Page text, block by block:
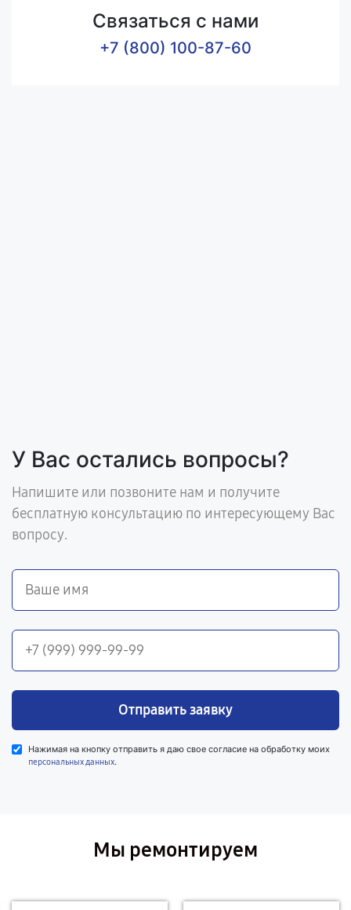
Связаться с нами
+7 (800) 100-87-60
У Вас остались вопросы?
Напишите или позвоните нам и получите
бесплатную консультацию по интересующему Вас
вопросу.
Отправить заявку
Нажимая на кнопку отправить я даю свое согласие на обработку моих
персональных данных.
Мы ремонтируем